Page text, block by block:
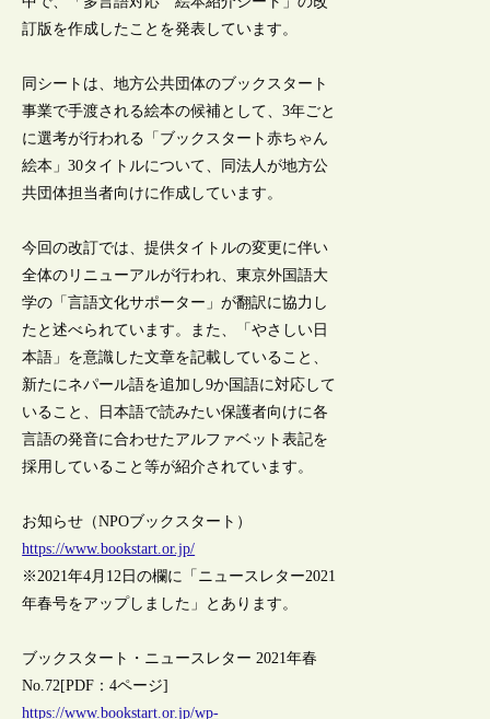
訂版を作成したことを発表しています。
同シートは、地方公共団体のブックスタート
事業で手渡される絵本の候補として、3年ごと
に選考が行われる「ブックスタート赤ちゃん
絵本」30タイトルについて、同法人が地方公
共団体担当者向けに作成しています。
今回の改訂では、提供タイトルの変更に伴い
全体のリニューアルが行われ、東京外国語大
学の「言語文化サポーター」が翻訳に協力し
たと述べられています。また、「やさしい日
本語」を意識した文章を記載していること、
新たにネパール語を追加し9か国語に対応して
いること、日本語で読みたい保護者向けに各
言語の発音に合わせたアルファベット表記を
採用していること等が紹介されています。
お知らせ（NPOブックスタート）
https://www.bookstart.or.jp/
※2021年4月12日の欄に「ニュースレター2021
年春号をアップしました」とあります。
ブックスタート・ニュースレター 2021年春
No.72[PDF：4ページ]
https://www.bookstart.or.jp/wp-